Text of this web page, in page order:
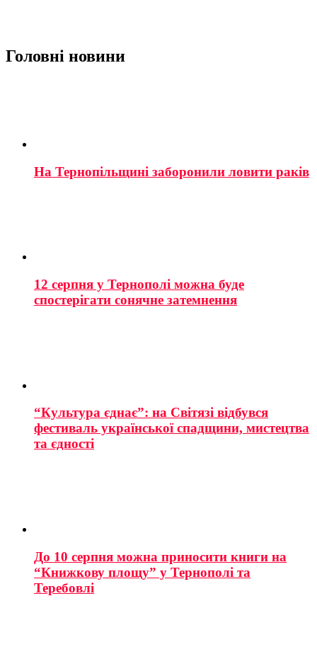
Головні новини
На Тернопільщині заборонили ловити раків
12 серпня у Тернополі можна буде
спостерігати сонячне затемнення
“Культура єднає”: на Світязі відбувся
фестиваль української спадщини, мистецтва
та єдності
До 10 серпня можна приносити книги на
“Книжкову площу” у Тернополі та
Теребовлі